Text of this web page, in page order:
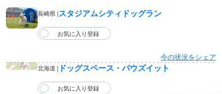
長崎県 |スタジアムシティドッグラン
今の状況をシェア
北海道 | ドッグスペース・パウズイット